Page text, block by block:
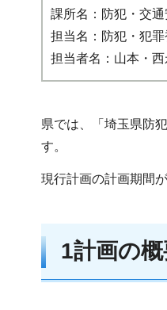
課所名：防犯・交通
担当名：防犯・犯
担当者名：山本・西
県では、「埼玉県防
す。
現行計画の計画期間
1計画の